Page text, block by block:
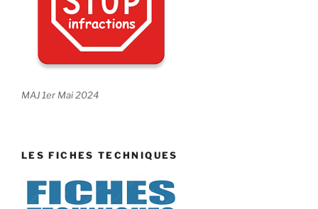
MAJ 1er Mai 2024
LES FICHES TECHNIQUES